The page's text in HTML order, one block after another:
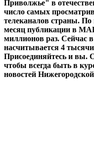
Приволжье" в
число самых
телеканалов страны.
месяц публикации в
миллионов раз. Сейчас
насчитывается 4
Присоединяйтесь и вы.
чтобы всегда быть в
новостей